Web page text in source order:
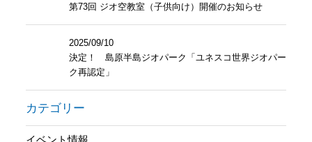
第73回 ジオ空教室（子供向け）開催のお知らせ
2025/09/10
決定！ 島原半島ジオパーク「ユネスコ世界ジオパー
ク再認定」
カテゴリー